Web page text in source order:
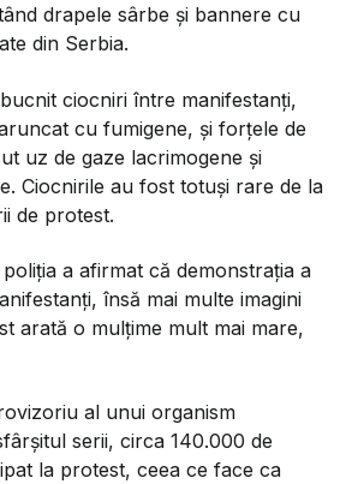
drapele sârbe și bannere cu
din Serbia.
ciocniri între manifestanți,
cu fumigene, și forțele de
uz de gaze lacrimogene și
Ciocnirile au fost totuși rare de la
de protest.
a afirmat că demonstrația a
însă mai multe imagini
arată o mulțime mult mai mare,
al unui organism
serii, circa 140.000 de
la protest, ceea ce face ca